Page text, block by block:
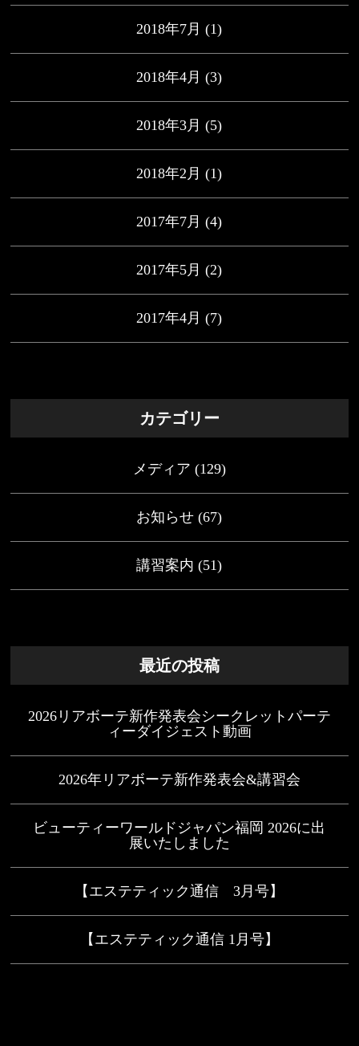
2018年7月 (1)
2018年4月 (3)
2018年3月 (5)
2018年2月 (1)
2017年7月 (4)
2017年5月 (2)
2017年4月 (7)
カテゴリー
メディア (129)
お知らせ (67)
講習案内 (51)
最近の投稿
2026リアボーテ新作発表会シークレットパーテ
ィーダイジェスト動画
2026年リアボーテ新作発表会&講習会
ビューティーワールドジャパン福岡 2026に出
展いたしました
【エステティック通信 3月号】
【エステティック通信 1月号】